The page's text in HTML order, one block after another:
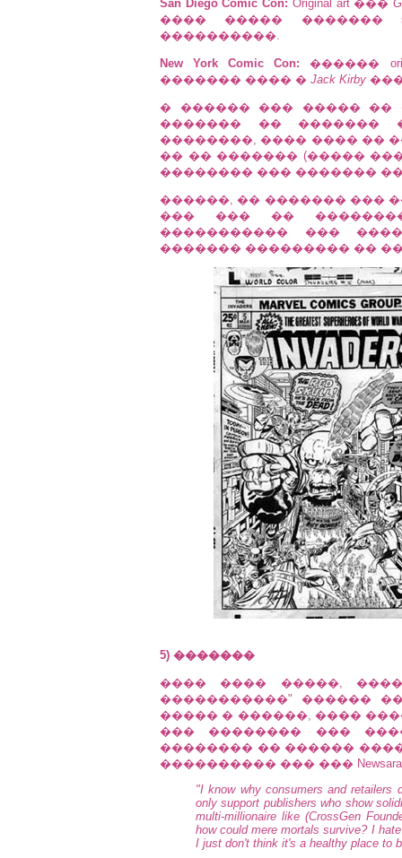
San Diego Comic Con: Original art ���
���� ����� �������
����������.
New York Comic Con: ������
������� ���� � Jack Kirby
� ������ ��� ����� ��
������� �� �������
��������, ���� ���� ��
�� �� ������� (�����
�������� ��� �������
������, �� ������� ���
��� ��� ��
����������� ���
������� ��������� ��
5) �������
���� ���� �����,
�����������" ������
����� � ������, ����
��� �������� ���
�������� �� ������
���������� ��� ���
"I know why consumers and retailers
only support publishers who show
multi-millionaire like (CrossGen
how could mere mortals survive? I
I just don't think it's a healthy place to